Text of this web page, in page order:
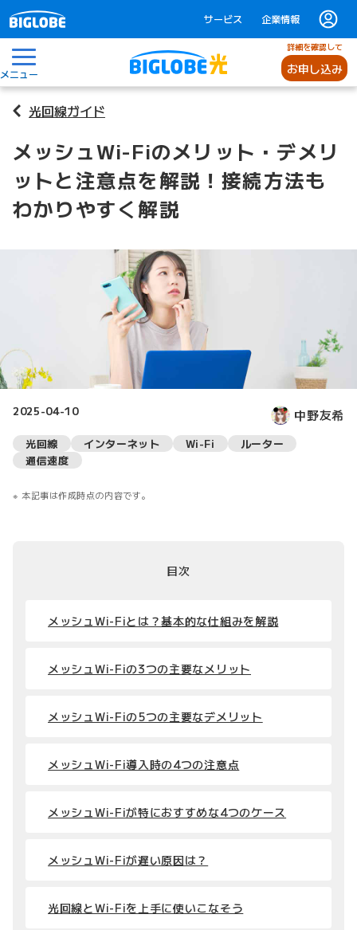
サービス 企業情報
メニュー
詳細を確認して
お申し込み
光回線ガイド
メッシュWi-Fiのメリット・デメリ
ットと注意点を解説！接続方法も
わかりやすく解説
2025-04-10 中野友希
光回線 インターネット Wi-Fi
ルーター
通信速度
本記事は作成時点の内容です。
目次
メッシュWi-Fiとは？基本的な仕組みを解説
メッシュWi-Fiの3つの主要なメリット
メッシュWi-Fiの5つの主要なデメリット
メッシュWi-Fi導入時の4つの注意点
メッシュWi-Fiが特におすすめな4つのケース
メッシュWi-Fiが遅い原因は？
光回線とWi-Fiを上手に使いこなそう